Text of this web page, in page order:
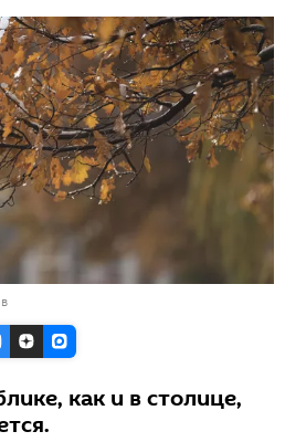
как и в столице,